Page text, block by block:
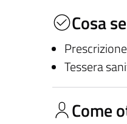
Cosa
Tessera
Come